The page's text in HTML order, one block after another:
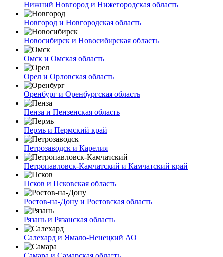
Нижний Новгород и Нижегородская область
Новгород и Новгородская область
Новосибирск и Новосибирская область
Омск и Омская область
Орел и Орловская область
Оренбург и Оренбургская область
Пенза и Пензенская область
Пермь и Пермский край
Петрозаводск и Карелия
Петропавловск-Камчатский и Камчатский край
Псков и Псковская область
Ростов-на-Дону и Ростовская область
Рязань и Рязанская область
Салехард и Ямало-Ненецкий АО
Самара и Самарская область